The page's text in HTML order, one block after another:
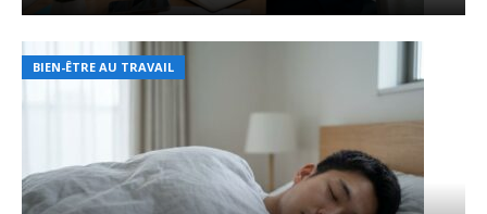
BIEN-ÊTRE AU TRAVAIL